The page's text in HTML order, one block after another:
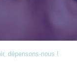
dépensons-nous !